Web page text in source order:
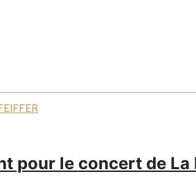
pour le concert de La